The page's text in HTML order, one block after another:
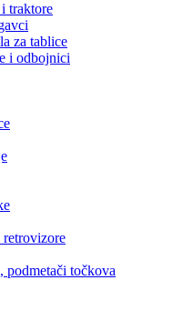
traktore
za tablice
i odbojnici
podmetači točkova